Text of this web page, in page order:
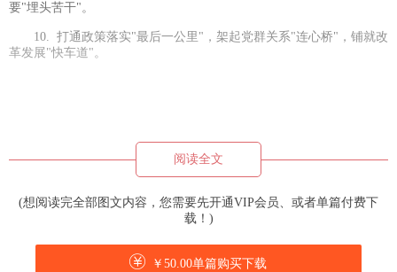
要"埋头苦干"。
10. 打通政策落实"最后一公里"，架起党群关系"连心桥"，铺就改
革发展"快车道"。
阅读全文
(想阅读完全部图文内容，您需要先开通VIP会员、或者单篇付费下
载！)
￥50.00单篇购买下载